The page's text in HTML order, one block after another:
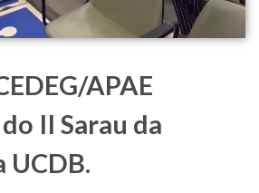
APAE
II Sarau da
UCDB.